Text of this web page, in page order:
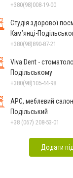
+380(98)008-19-00
Студія здорової
Кам’янці-
+380(98)890-87-21
Viva Dent -
Подільському
+380(98)105-44-98
АРС, меблевий
Подільський
+38 (067) 208-53-01
Додати